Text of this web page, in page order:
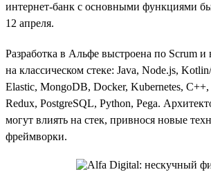
интернет-банк с основными функциями
12 апреля.
Разработка в Альфе выстроена по Scrum и
на классическом стеке: Java, Node.js,
Elastic, MongoDB, Docker, Kubernetes,
Redux, PostgreSQL, Python, Pega.
могут влиять на стек, привнося новые
фреймворки.